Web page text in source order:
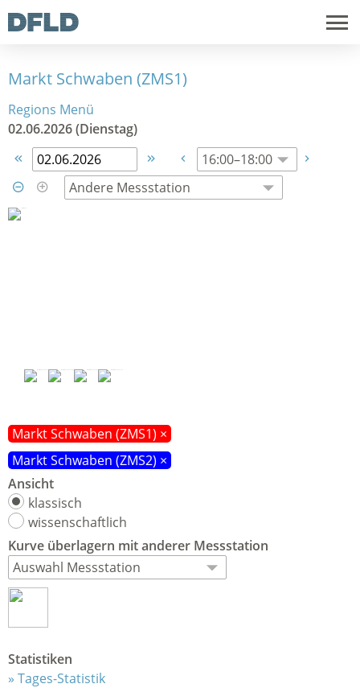
Markt Schwaben (ZMS1)
Regions Menü
02.06.2026 (Dienstag)
   
 
Markt Schwaben (ZMS1) ×
Markt Schwaben (ZMS2) ×
Ansicht
klassisch
wissenschaftlich
Kurve überlagern mit anderer Messstation
Statistiken
Tages-Statistik